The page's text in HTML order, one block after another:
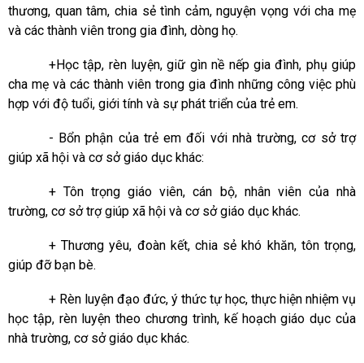
thương, quan tâm, chia sẻ tình cảm, nguyện vọng với cha mẹ
và các thành viên trong gia đình, dòng họ.
+Họctập, rèn luyện, giữ gìn nề nếp gia đình, phụ giúp
cha mẹ và các thành viên trong gia đình những công việc phù
hợp với độ tuổi, giới tính và sự phát triển của trẻ em.
- Bổn phận của trẻ em đối với nhà trường, cơ sở trợ
giúp xã hội và cơ sở giáo dục khác:
+ Tôn trọng giáo viên, cán bộ, nhân viên của nhà
trường, cơ sở trợ giúp xã hội và cơ sở giáo dục khác.
+ Thương yêu, đoàn kết, chia sẻ khó khăn, tôn trọng,
giúp đỡ bạn bè.
+ Rèn luyện đạo đức, ý thức tự học, thực hiện nhiệm vụ
học tập, rèn luyện theo chương trình, kế hoạch giáo dục của
nhà trường, cơ sở giáo dục khác.